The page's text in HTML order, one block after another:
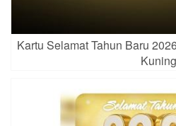
Kartu Selamat Tahun Baru
Kuning